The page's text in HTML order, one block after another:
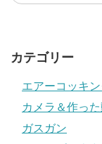
カテゴリー
エアーコッキ
カメラ＆作っ
ガスガン